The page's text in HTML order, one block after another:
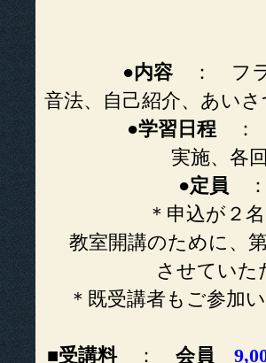
●内容 ： フラ
音法、自己紹介、あいさ
●学習日程： 1
実施、各
●定員
＊申込が２名に満
教室開講のために、
させていた
＊既受講者もご参加
■受講料： 会員